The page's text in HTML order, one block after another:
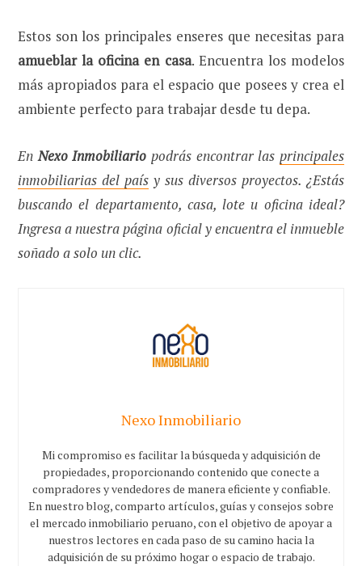
Estos son los principales enseres que necesitas para
amueblar la oficina en casa. Encuentra los modelos
más apropiados para el espacio que posees y crea el
ambiente perfecto para trabajar desde tu depa.
EnNexo Inmobiliario podrás encontrar lasprincipales
inmobiliarias del país y sus diversos proyectos. ¿Estás
buscando el departamento, casa, lote u oficina ideal?
Ingresa a nuestra página oficial y encuentra el inmueble
soñado a solo un clic.
Nexo Inmobiliario
Mi compromiso es facilitar la búsqueda y adquisición de
propiedades, proporcionando contenido que conecte a
compradores y vendedores de manera eficiente y confiable.
En nuestro blog, comparto artículos, guías y consejos sobre
el mercado inmobiliario peruano, con el objetivo de apoyar a
nuestros lectores en cada paso de su camino hacia la
adquisición de su próximo hogar o espacio de trabajo.